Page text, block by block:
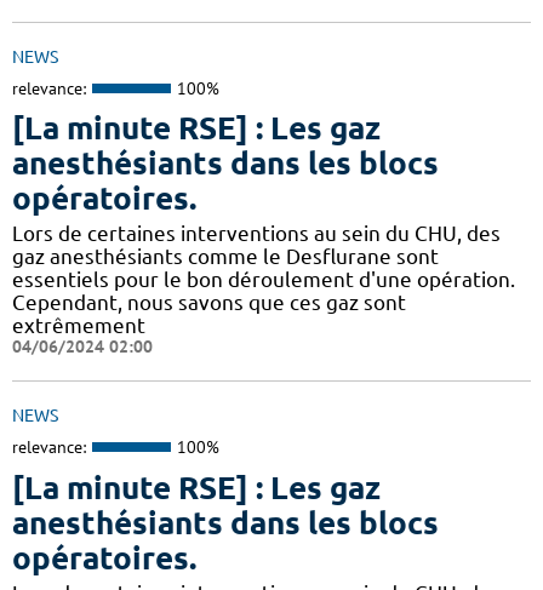
NEWS
relevance: 100%
[La minute RSE] : Les gaz
anesthésiants dans les blocs
opératoires.
​​Lors de certaines interventions au sein du CHU, des
gaz anesthésiants comme le Desflurane sont
essentiels pour le bon déroulement d'une opération.
Cependant, nous savons que ces gaz sont
extrêmement
04/06/2024 02:00
NEWS
relevance: 100%
[La minute RSE] : Les gaz
anesthésiants dans les blocs
opératoires.